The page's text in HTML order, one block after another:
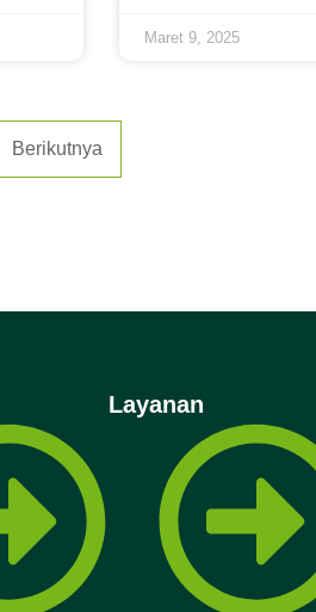
Maret 9, 2025
Berikutnya
Layanan